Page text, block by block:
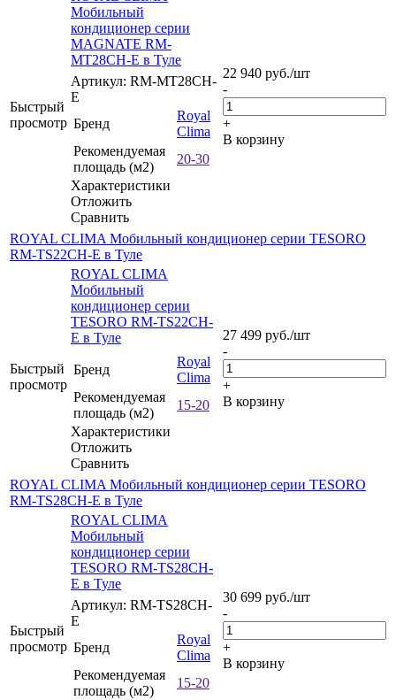
Быстрый
просмотр
Мобильный
кондиционер серии
MAGNATE RM-
MT28CH-E в Туле
Артикул: RM-MT28CH-
E
Бренд
Royal
Clima
Рекомендуемая
площадь (м2)
20-30
Характеристики
Отложить
Сравнить
22 940 руб./шт
-
+
В корзину
ROYAL CLIMA Мобильный кондиционер серии TESORO
RM-TS22CH-E в Туле
Быстрый
просмотр
ROYAL CLIMA
Мобильный
кондиционер серии
TESORO RM-TS22CH-
E в Туле
Бренд
Royal
Clima
Рекомендуемая
площадь (м2)
15-20
Характеристики
Отложить
Сравнить
27 499 руб./шт
-
+
В корзину
ROYAL CLIMA Мобильный кондиционер cерии TESORO
RM-TS28CH-E в Туле
Быстрый
просмотр
ROYAL CLIMA
Мобильный
кондиционер cерии
TESORO RM-TS28CH-
E в Туле
Артикул: RM-TS28CH-
E
Бренд
Royal
Clima
Рекомендуемая
площадь (м2)
15-20
30 699 руб./шт
-
+
В корзину